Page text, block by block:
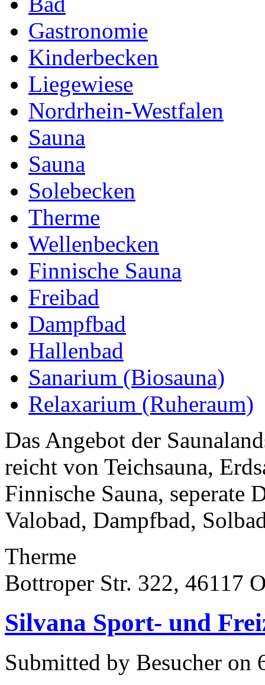
Gastronomie
Kinderbecken
Liegewiese
Nordrhein-Westfalen
Sauna
Sauna
Solebecken
Therme
Wellenbecken
Finnische Sauna
Freibad
Dampfbad
Hallenbad
Sanarium (Biosauna)
Relaxarium (Ruheraum)
Das Angebot der
reicht von Teichsauna,
Finnische Sauna, seperate
Valobad, Dampfbad,
Therme
Bottroper Str. 322, 46117
Silvana Sport- und
Submitted by Besucher on